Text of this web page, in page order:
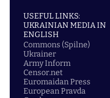
USEFUL LINKS:
UKRAINIAN MEDIA IN
ENGLISH
Commons (Spilne)
Ukrainer
Army Inform
Censor.net
Euromaidan Press
European Pravda